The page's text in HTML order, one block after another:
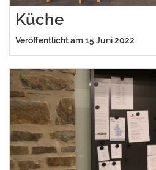
Küche
Veröffentlicht am 15 Juni 2022